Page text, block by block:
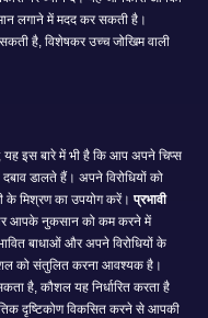
लगाने में मदद कर सकती है।
है, विशेषकर उच्च जोखिम वाली
है कि आप अपने चिप्स
हैं। अपने विरोधियों को
के मिश्रण का उपयोग करें।प्रभावी
आपके नुकसान को कम करने में
बाधाओं और अपने विरोधियों के